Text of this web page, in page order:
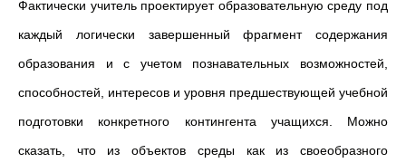
Фактически учитель проектирует образовательную среду под
каждый логически завершенный фрагмент содержания
образования и с учетом познавательных возможностей,
способностей, интересов и уровня предшествующей учебной
подготовки конкретного контингента учащихся. Можно
сказать, что из объектов среды как из своеобразного